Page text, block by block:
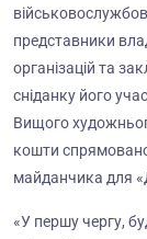
представники
організацій та
сніданку його
Вищого
кошти
майданчика для
«У першу чергу,